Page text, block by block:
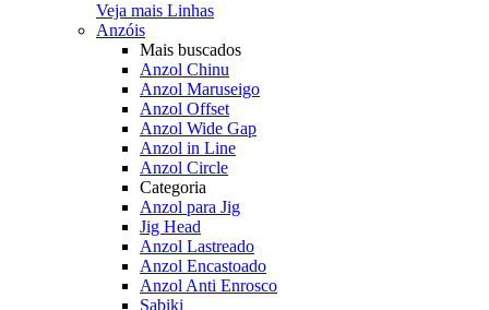
Veja mais Linhas
Anzóis
Mais buscados
Anzol Chinu
Anzol Maruseigo
Anzol Offset
Anzol Wide Gap
Anzol in Line
Anzol Circle
Categoria
Anzol para Jig
Jig Head
Anzol Lastreado
Anzol Encastoado
Anzol Anti Enrosco
Sabiki